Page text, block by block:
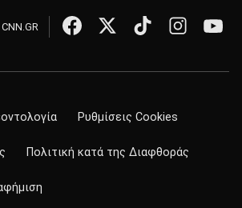
Ρυθμίσεις Cookies
Πολιτική κατά της Διαφθοράς